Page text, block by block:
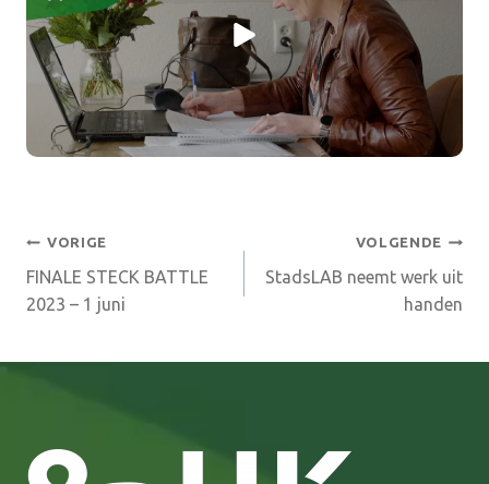
Bericht
navigatie
VORIGE
FINALE STECK BATTLE
2023 – 1 juni
VOLGENDE
StadsLAB neemt werk uit
handen